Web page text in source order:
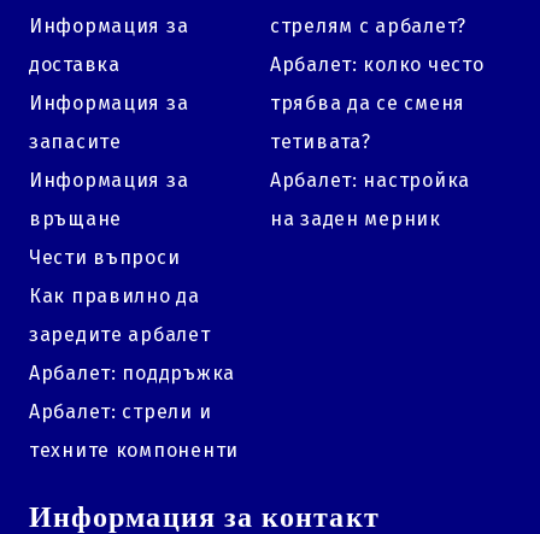
Информация за
доставка
Информация за
запасите
Информация за
връщане
Чести въпроси
Как правилно да
заредите арбалет
Арбалет: поддръжка
Арбалет: стрели и
техните компоненти
стрелям с арбалет?
Арбалет: колко често
трябва да се сменя
тетивата?
Арбалет: настройка
на заден мерник
Информация за контакт